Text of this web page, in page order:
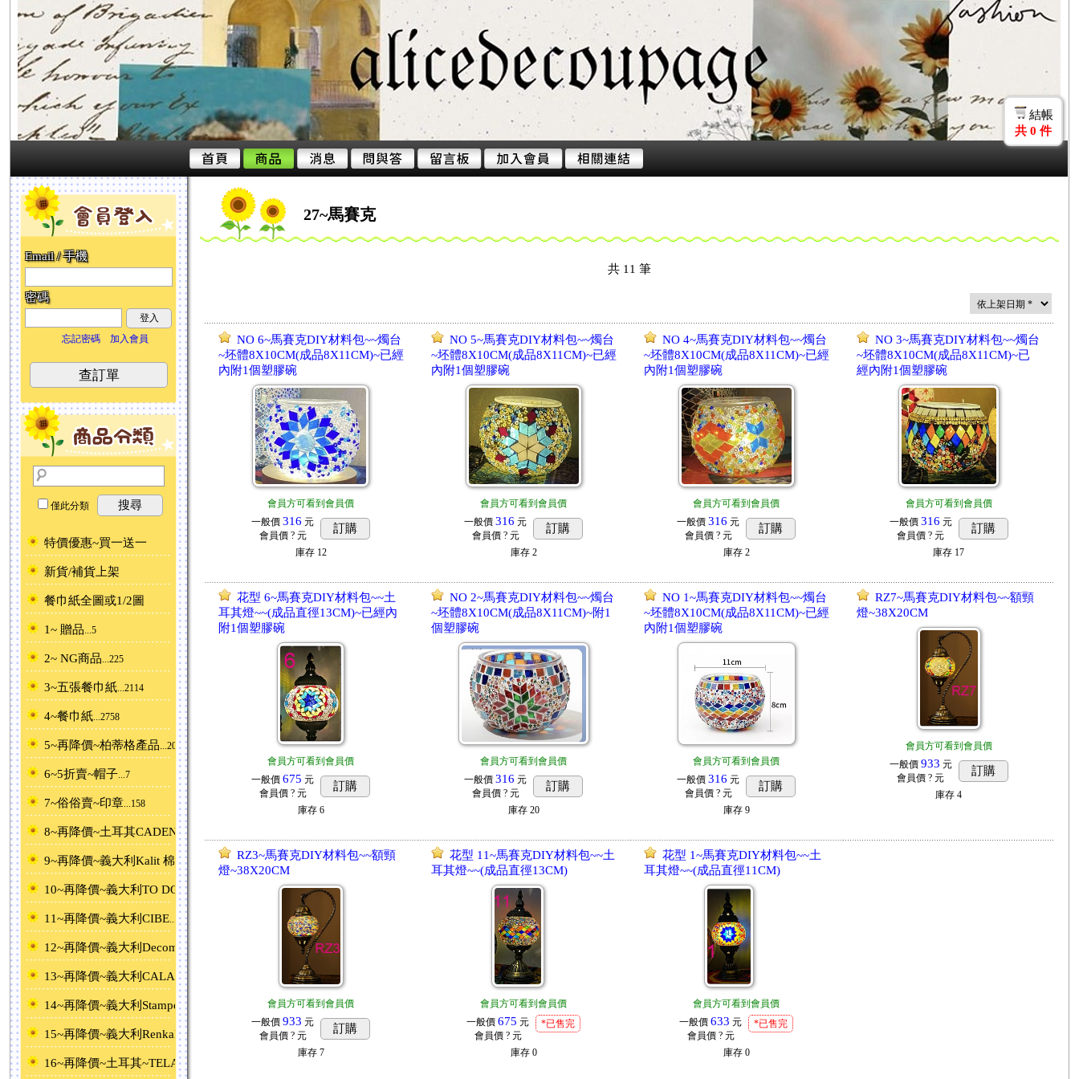
結帳
共 0 件
Email / 手機
密碼
登入
忘記密碼
加入會員
查訂單
僅此分類 搜尋
特價優惠~買一送一
新貨/補貨上架
餐巾紙全圖或1/2圖
1~ 贈品 ...5
2~ NG商品 ...225
3~五張餐巾紙 ...2114
4~餐巾紙 ...2758
5~再降價~柏蒂格產品 ...20
6~5折賣~帽子 ...7
7~俗俗賣~印章 ...158
8~再降價~土耳其CADENCE
9~再降價~義大利Kalit 棉紙
10~再降價~義大利TO DO專用紙
11~再降價~義大利CIBE ...3
12~再降價~義大利Decomania專用紙棉紙
13~再降價~義大利CALAMBOUR專用紙棉紙 ...285
14~再降價~義大利Stamperia專用紙、棉紙 ...166
15~再降價~義大利Renkalik專用紙ˋ棉紙 ...89
16~再降價~土耳其~TELA~ 背膠襯布轉印紙
27~馬賽克
共 11筆
NO 6~馬賽克DIY材料包~~燭台
~坯體8X10CM(成品8X11CM)~已經
內附1個塑膠碗
會員方可看到會員價
一般價 316 元
會員價? 元
訂購
庫存 12
NO 5~馬賽克DIY材料包~~燭台
~坯體8X10CM(成品8X11CM)~已經
內附1個塑膠碗
會員方可看到會員價
一般價 316 元
會員價? 元
訂購
庫存 2
NO 4~馬賽克DIY材料包~~燭台
~坯體8X10CM(成品8X11CM)~已經
內附1個塑膠碗
會員方可看到會員價
一般價 316 元
會員價? 元
訂購
庫存 2
NO 3~馬賽克DIY材料包~~燭台
~坯體8X10CM(成品8X11CM)~已
經內附1個塑膠碗
會員方可看到會員價
一般價 316 元
會員價 ? 元
訂購
庫存 17
花型 6~馬賽克DIY材料包~~土
耳其燈~~(成品直徑13CM)~已經內
附1個塑膠碗
會員方可看到會員價
一般價 675 元
會員價? 元
訂購
庫存 6
NO 2~馬賽克DIY材料包~~燭台
~坯體8X10CM(成品8X11CM)~附1
個塑膠碗
會員方可看到會員價
一般價 316 元
會員價? 元
訂購
庫存 20
NO 1~馬賽克DIY材料包~~燭台
~坯體8X10CM(成品8X11CM)~已經
內附1個塑膠碗
會員方可看到會員價
一般價 316 元
會員價? 元
訂購
庫存 9
RZ7~馬賽克DIY材料包~~額頸
燈~38X20CM
會員方可看到會員價
一般價 933 元
會員價 ? 元
訂購
庫存 4
RZ3~馬賽克DIY材料包~~額頸
燈~38X20CM
會員方可看到會員價
一般價 933 元
會員價? 元
訂購
庫存 7
花型 11~馬賽克DIY材料包~~土
耳其燈~~(成品直徑13CM)
會員方可看到會員價
一般價 675 元
會員價? 元
*已售完
庫存 0
花型 1~馬賽克DIY材料包~~土
耳其燈~~(成品直徑11CM)
會員方可看到會員價
一般價 633 元
會員價? 元
*已售完
庫存 0